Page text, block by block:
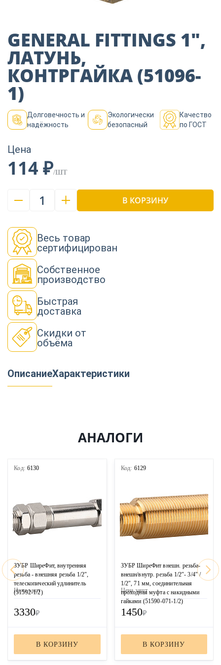
Пиломатериалы
Декор
Изоляция
Инструменты
дерева
Строительство
GENERAL FITTINGS 1″,
ЛАТУНЬ,
КОНТРГАЙКА (51096-
1)
Долговечность и
надёжность
Экологически
безопасный
Качество
по ГОСТ
Цена
114 ₽/ШТ
1 В КОРЗИНУ
Весь товар
сертифицирован
Собственное
производство
Быстрая
доставка
Скидки от
объёма
ОписаниеХарактеристики
АНАЛОГИ
Код: 6130
ЗУБР ШиреФит, внутренняя
резьба - внешняя резьба 1/2″,
телескопический удлинитель
(51592-1/2)
Цена зашт
3330₽
В КОРЗИНУ
Код: 6129
ЗУБР ШиреФит внешн. резьба-
внешн/внутр. резьба 1/2″- 3/4″ /
1/2″, 71 мм, соединительная
проходная муфта с накидными
гайками (51590-071-1/2)
Цена зашт
1450₽
В КОРЗИНУ